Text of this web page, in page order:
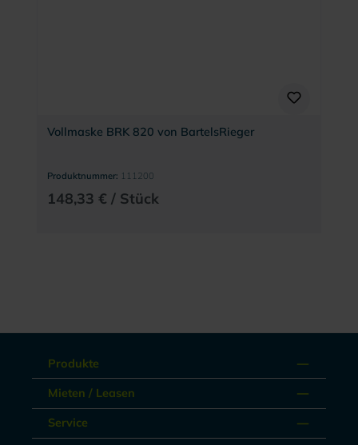
Vollmaske BRK 820 von BartelsRieger
Produktnummer: 111200
148,33 € / Stück
Produkte
Mieten / Leasen
Service